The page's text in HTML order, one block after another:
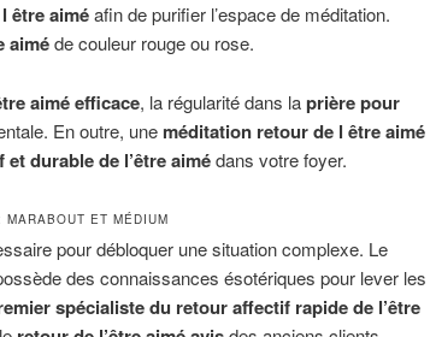
être aiméafin de purifier l’espace de méditation.
aiméde couleur rouge ou rose.
aimé efficace, la régularité dans laprière pour
En outre, une méditation retour de l être aimé
durable de l’être aimédans votre foyer.
ET MÉDIUM
pour débloquer une situation complexe. Le
des connaissances ésotériques pour lever les
spécialiste du retour affectif rapide de l’être